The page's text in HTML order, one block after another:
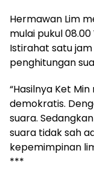
Hermawan Lim
mulai pukul 08.00
Istirahat satu
penghitungan
“Hasilnya Ket
demokratis.
suara.
suara tidak sah
kepemimpinan
***